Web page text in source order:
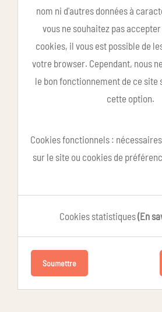
nom ni d'autres données à
vous ne souhaitez pas
cookies, il vous est possible de
votre browser. Cependant, nous
le bon fonctionnement de ce site
cette option.
Cookies fonctionnels :
sur le site ou cookies de
Cookies statistiques(En
Soumettre